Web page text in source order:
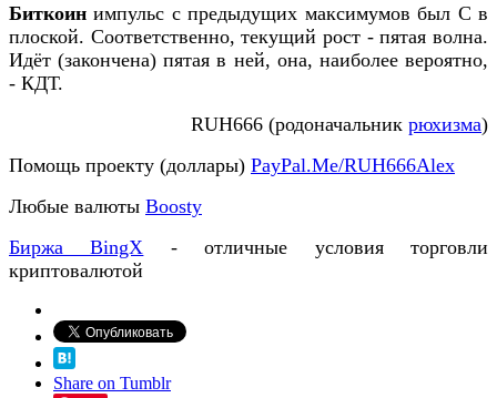
Биткоин импульс с предыдущих максимумов был С в
плоской. Соответственно, текущий рост - пятая волна.
Идёт (закончена) пятая в ней, она, наиболее вероятно,
- КДТ.
RUH666 (родоначальник рюхизма)
Помощь проекту (доллары) PayPal.Me/RUH666Alex
Любые валюты Boosty
Биржа BingX - отличные условия торговли
криптовалютой
Share on Tumblr